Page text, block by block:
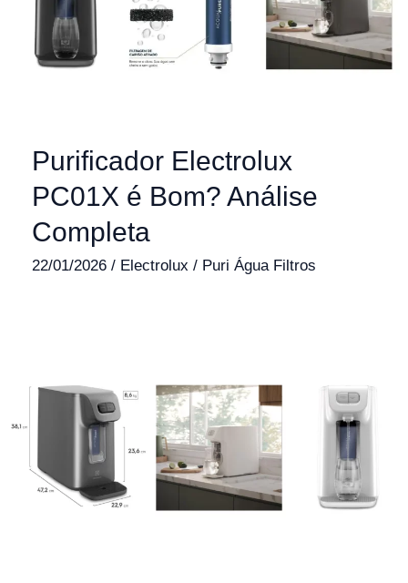
Purificador Electrolux
PC01X é Bom? Análise
Completa
22/01/2026 / Electrolux / Puri Água Filtros